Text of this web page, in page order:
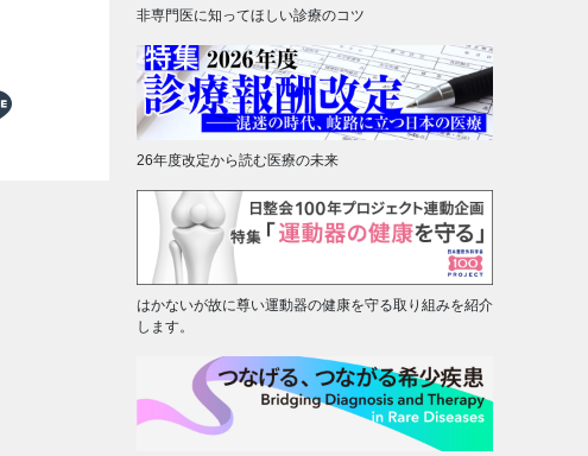
非専門医に知ってほしい診療のコツ
26年度改定から読む医療の未来
はかないが故に尊い運動器の健康を守る取り組みを紹介
します。